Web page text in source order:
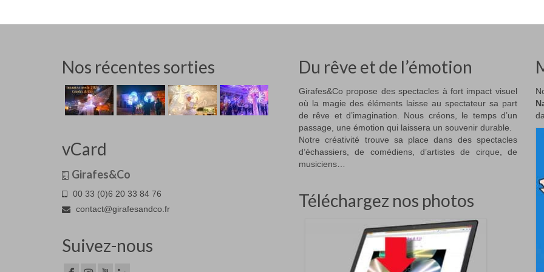
Nos récentes sorties
vCard
Girafes&Co
00 33 (0)6 20 33 84 76
contact@girafesandco.fr
Suivez-nous
Du rêve et de l’émotion
Girafes&Co propose des spectacles à fort impact visuel
où la magie des éléments laisse au spectateur sa part
de rêve et d’imagination. Nous créons, le temps d’un
passage, une émotion qui laissera un souvenir durable.
Notre créativité trouve sa place dans des spectacles
d’échassiers, de comédiens, d’artistes de cirque, de
musiciens…
Téléchargez nos photos